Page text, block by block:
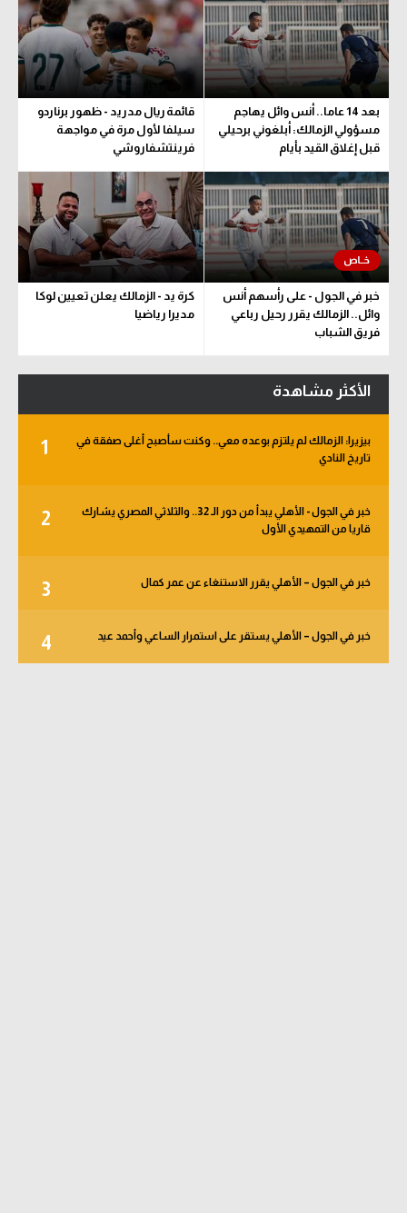
بعد 14 عاما.. أنس وائل يهاجم
مسؤولي الزمالك: أبلغوني برحيلي
قبل إغلاق القيد بأيام
قائمة ريال مدريد - ظهور برناردو
سيلفا لأول مرة في مواجهة
فرينتشفاروشي
خبر في الجول - على رأسهم أنس
وائل.. الزمالك يقرر رحيل رباعي
فريق الشباب
كرة يد - الزمالك يعلن تعيين لوكا
مديرا رياضيا
الأكثر مشاهدة
1
بيزيرا: الزمالك لم يلتزم بوعده معي.. وكنت سأصبح أغلى صفقة في
تاريخ النادي
2
خبر في الجول - الأهلي يبدأ من دور الـ 32.. والثلاثي المصري يشارك
قاريا من التمهيدي الأول
3 خبر في الجول – الأهلي يقرر الاستنغاء عن عمر كمال
4 خبر في الجول – الأهلي يستقر على استمرار الساعي وأحمد عيد